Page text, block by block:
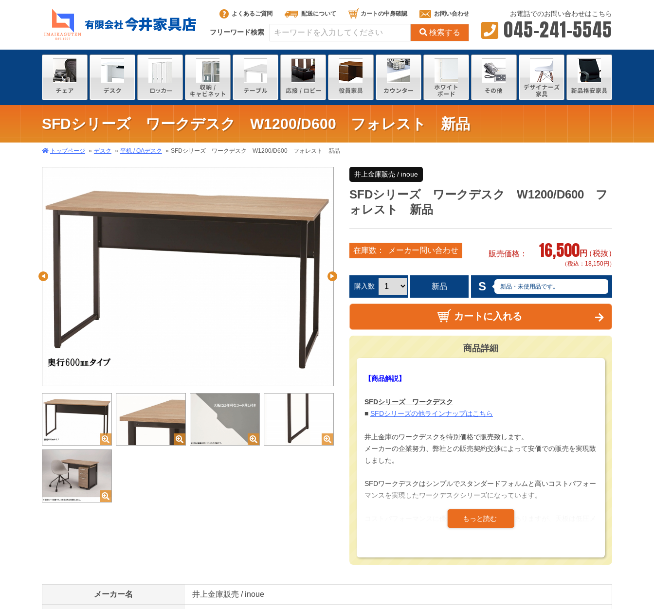
よくあるご質問 配送について カートの中身確認 お問い合わせ
フリーワード検索 検索する
お電話でのお問い合わせはこちら
045-241-5545
SFDシリーズ ワークデスク W1200/D600 フォレスト 新品
トップページ デスク 平机 / OAデスク SFDシリーズ ワークデスク W1200/D600 フォレスト 新品
井上金庫販売 / inoue
SFDシリーズ ワークデスク W1200/D600 フ
ォレスト 新品
販売価格 16,500円（税抜）
（税込：18,150円）
在庫数： メーカー問い合わせ
購入数 新品 S 新品・未使用品です。
カートに入れる
商品詳細
【商品解説】
SFDシリーズ ワークデスク
■ SFDシリーズの他ラインナップはこちら
井上金庫のワークデスクを特別価格で販売致します。
メーカーの企業努力、弊社との販売契約交渉によって安価での販売を実現致
しました。
SFDワークデスクはシンプルでスタンダードフォルムと高いコストパフォー
マンスを実現したワークデスクシリーズになっています。
コストパフォーマンスに優れたワークデスクではありますが、天板は低圧メ
ラミン加工が施されており、中央奥側には壁面設置時に便利なコード落とし
さらに標準装備で幕板が付属していますので価格以上のワークテーブルにな
メーカー名 井上金庫販売 / inoue